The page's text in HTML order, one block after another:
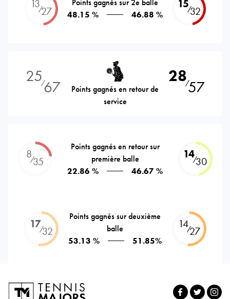
13⁄27
Points gagnés sur 2e balle
48.15 %
46.88 %
15⁄32
25⁄67
Points gagnés en retour de
service
28⁄57
8⁄35
Points gagnés en retour sur
première balle
22.86 %
46.67 %
14⁄30
17⁄32
Points gagnés sur deuxième
balle
53.13 %
51.85%
14⁄27